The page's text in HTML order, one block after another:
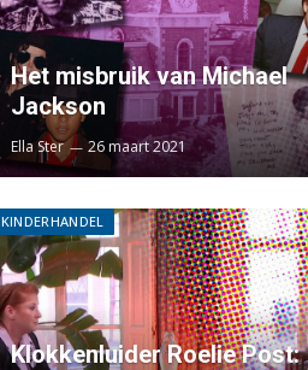
Het misbruik van Michael
Jackson
Ella Ster 26 maart 2021
KINDERHANDEL
Klokkenluider Roelie Post: